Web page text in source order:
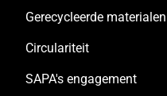
Gerecycleerde materialen
Circulariteit
SAPA's engagement